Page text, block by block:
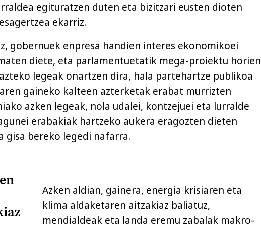
egituratzen duten eta bizitzari eusten dioten
ekarriz.
gobernuek enpresa handien interes ekonomikoei
diete, eta parlamentuetatik mega-proiektu horien
legeak onartzen dira, hala partehartze publikoa
gaineko kalteen azterketak erabat murrizten
azken legeak, nola udalei, kontzejuei eta lurralde
erabakiak hartzeko aukera eragozten dieten
gisa bereko legedi nafarra.
Azken aldian, gainera, energia krisiaren eta
klima aldaketaren aitzakiaz baliatuz,
mendialdeak eta landa eremu zabalak makro-